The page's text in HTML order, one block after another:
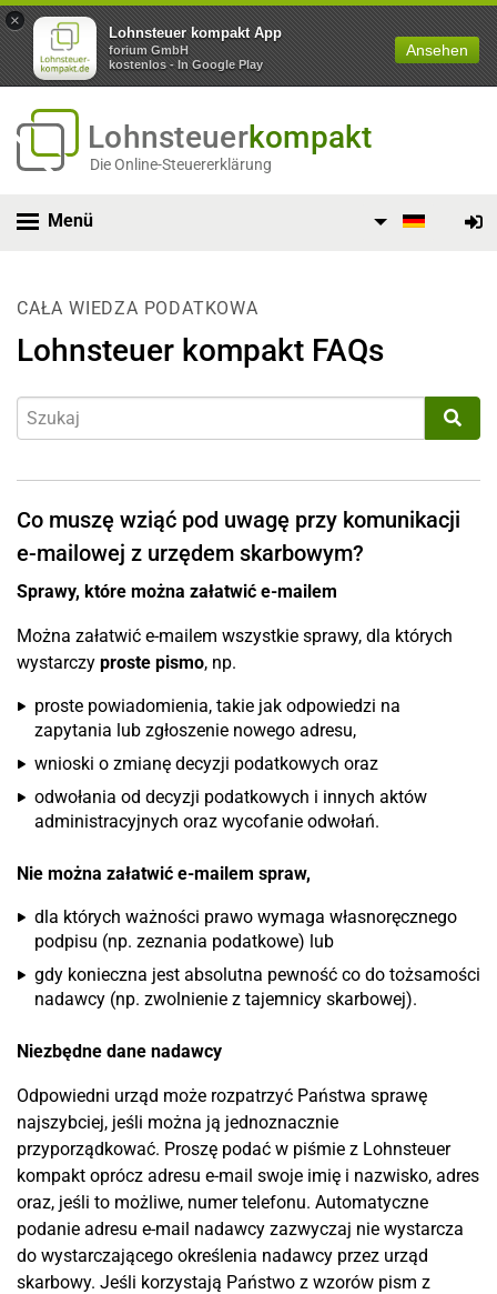
×
Lohnsteuer kompakt App
forium GmbH
kostenlos - In Google Play
Ansehen
Lohnsteuerkompakt
Die Online-Steuererklärung
Menü
CAŁA WIEDZA PODATKOWA
Lohnsteuer kompakt FAQs
Co muszę wziąć pod uwagę przy komunikacji
e-mailowej z urzędem skarbowym?
Sprawy, które można załatwić e-mailem
Można załatwić e-mailem wszystkie sprawy, dla których
wystarczy proste pismo, np.
proste powiadomienia, takie jak odpowiedzi na
zapytania lub zgłoszenie nowego adresu,
wnioski o zmianę decyzji podatkowych oraz
odwołania od decyzji podatkowych i innych aktów
administracyjnych oraz wycofanie odwołań.
Nie można załatwić e-mailem spraw,
dla których ważności prawo wymaga własnoręcznego
podpisu (np. zeznania podatkowe) lub
gdy konieczna jest absolutna pewność co do tożsamości
nadawcy (np. zwolnienie z tajemnicy skarbowej).
Niezbędne dane nadawcy
Odpowiedni urząd może rozpatrzyć Państwa sprawę
najszybciej, jeśli można ją jednoznacznie
przyporządkować. Proszę podać w piśmie z Lohnsteuer
kompakt oprócz adresu e-mail swoje imię i nazwisko, adres
oraz, jeśli to możliwe, numer telefonu. Automatyczne
podanie adresu e-mail nadawcy zazwyczaj nie wystarcza
do wystarczającego określenia nadawcy przez urząd
skarbowy. Jeśli korzystają Państwo z wzorów pism z